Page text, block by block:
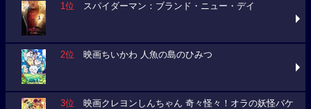
1位 スパイダーマン：ブランド・ニュー・デイ
2位 映画ちいかわ 人魚の島のひみつ
3位 映画クレヨンしんちゃん 奇々怪々！オラの妖怪バケ